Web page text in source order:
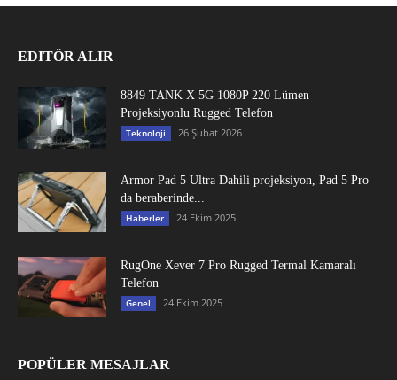
EDITÖR ALIR
8849 TANK X 5G 1080P 220 Lümen
Projeksiyonlu Rugged Telefon
Teknoloji 26 Şubat 2026
Armor Pad 5 Ultra Dahili projeksiyon, Pad 5 Pro
da beraberinde...
Haberler 24 Ekim 2025
RugOne Xever 7 Pro Rugged Termal Kamaralı
Telefon
Genel 24 Ekim 2025
POPÜLER MESAJLAR